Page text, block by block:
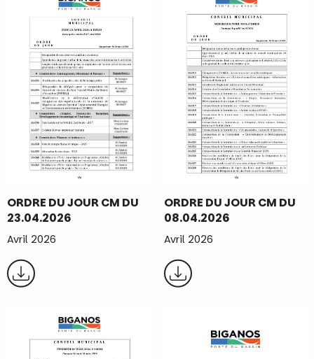
ORDRE DU JOUR CM DU
23.04.2026
Avril 2026
ORDRE DU JOUR CM DU
08.04.2026
Avril 2026